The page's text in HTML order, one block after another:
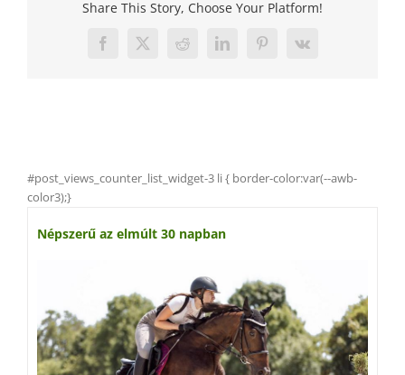
Share This Story, Choose Your Platform!
Facebook
X RedditLinkedInPinterest
Vk
#post_views_counter_list_widget-3 li { border-color:var(--awb-
color3);}
Népszerű az elmúlt 30 napban